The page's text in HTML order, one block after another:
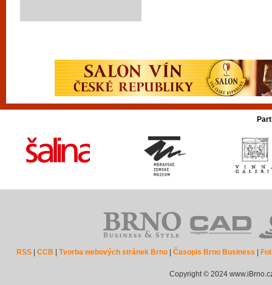
RSS |CCB |Tvorba webových stránek Brno |Časopis Brno Business
Copyright © 2024